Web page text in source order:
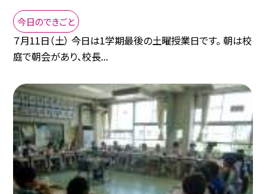
今日のできごと
７月11日（土） 今日は1学期最後の土曜授業日です。 朝は校
庭で朝会があり、校長...